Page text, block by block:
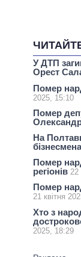
У ДТП
Орест
Помер
2025, 15:10
Помер
На
Помер
регіонів 22
Помер
21 квітня
Хто з
2025, 18:29